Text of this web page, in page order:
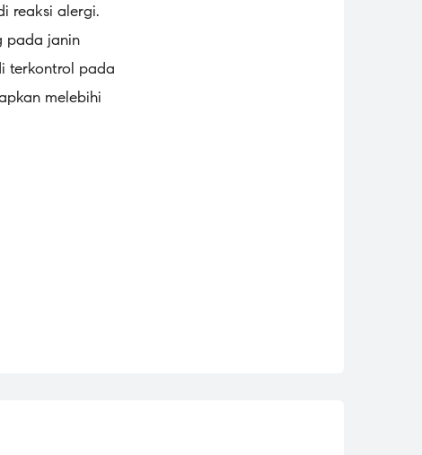
reaksi alergi.
pada janin
terkontrol pada
melebihi